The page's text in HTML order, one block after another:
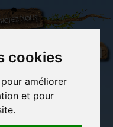
cookies
améliorer
et pour
nous